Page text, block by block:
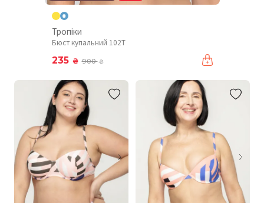
Тропіки
Бюст купальний 102T
235 ₴ 900₴